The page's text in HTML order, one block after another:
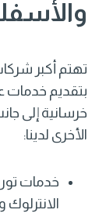
تهتم أكبر
بتقديم خدمات
خرسانية إلى
الأخرى لدينا:
خدمات
الانترلوك